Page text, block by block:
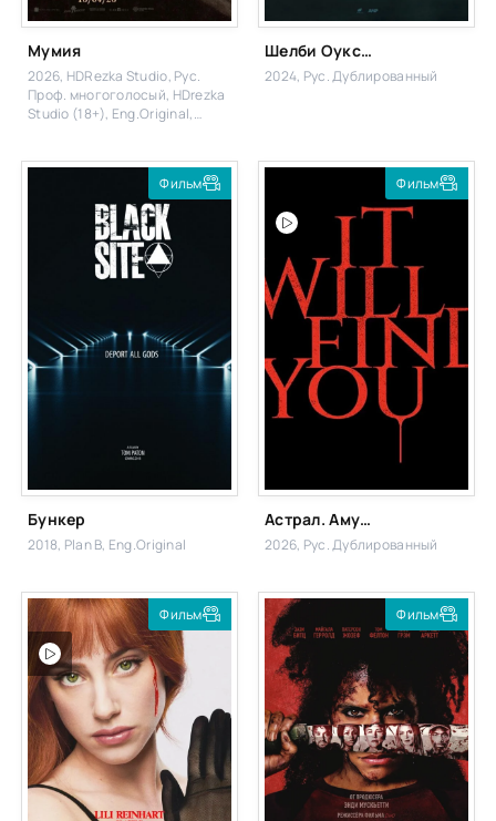
Мумия
2026, HDRezka Studio, Рус.
Проф. многоголосый, HDrezka
Studio (18+), Eng.Original,
Шелби Оукс. Город-призрак
2024, Рус. Дублированный
Фильм
Бункер
2018, Plan B, Eng.Original
Фильм
Астрал. Амулет зла
2026, Рус. Дублированный
Фильм Фильм